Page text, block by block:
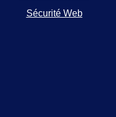
Sécurité Web